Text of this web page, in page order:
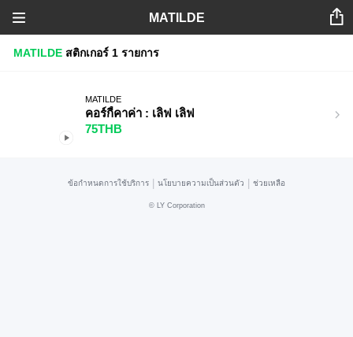
MATILDE
MATILDE สติกเกอร์ 1 รายการ
MATILDE
คอร์กี้คาค่า : เลิฟ เลิฟ
75THB
ข้อกำหนดการใช้บริการ นโยบายความเป็นส่วนตัว ช่วยเหลือ
© LY Corporation